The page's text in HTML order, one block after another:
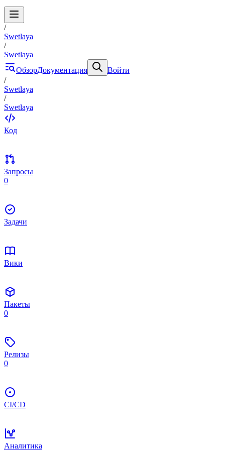
/
Swetlaya
/
Swetlaya
ОбзорДокументация
Войти
/
Swetlaya
/
Swetlaya
Код
Запросы
0
Задачи
Вики
Пакеты
0
Релизы
0
CI/CD
Аналитика